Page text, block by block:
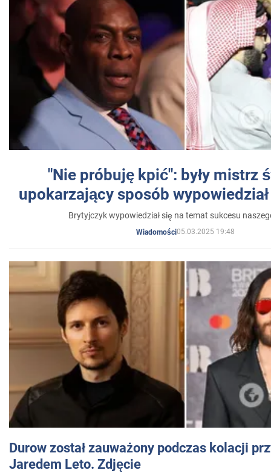
"Nie próbuję kpić": były mistrz
upokarzający sposób
Brytyjczyk wypowiedział się na temat sukcesu
Wiadomości05.03.2025 19:48
Durow został zauważony podczas kolacji
Jaredem Leto. Zdjęcie